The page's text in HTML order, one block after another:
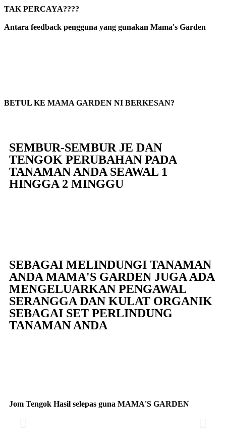
TAK PERCAYA????
Antara feedback pengguna yang gunakan Mama's Garden
BETUL KE MAMA GARDEN NI BERKESAN?
SEMBUR-SEMBUR JE DAN
TENGOK PERUBAHAN PADA
TANAMAN ANDA SEAWAL 1
HINGGA 2 MINGGU
SEBAGAI MELINDUNGI TANAMAN
ANDA MAMA'S GARDEN JUGA ADA
MENGELUARKAN PENGAWAL
SERANGGA DAN KULAT ORGANIK
SEBAGAI SET PERLINDUNG
TANAMAN ANDA
Jom Tengok Hasil selepas guna MAMA'S GARDEN